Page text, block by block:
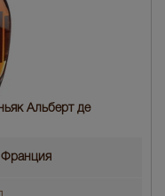
Альберт де
Франция